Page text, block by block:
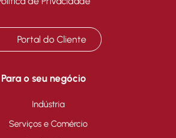
Portal do Cliente
Para o seu negócio
Indústria
Serviços e Comércio